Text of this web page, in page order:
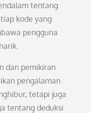
tentang
kode yang
pengguna
dan pemikiran
pengalaman
tetapi juga
tentang deduksi